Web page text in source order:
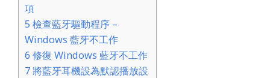
項
5 檢查藍牙驅動程序 –
Windows 藍牙不工作
6 修復 Windows 藍牙不工作
7 將藍牙耳機設為默認播放設